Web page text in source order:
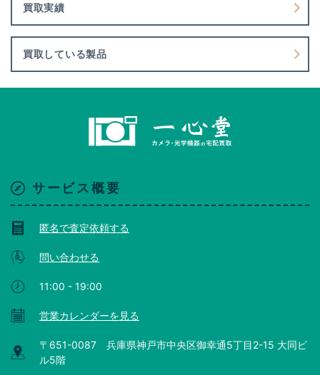
買取実績
買取している製品
サービス概要
匿名で査定依頼する
問い合わせる
11:00 - 19:00
営業カレンダーを見る
〒651-0087 兵庫県神戸市中央区御幸通5丁目2-15 大同ビ
ル5階